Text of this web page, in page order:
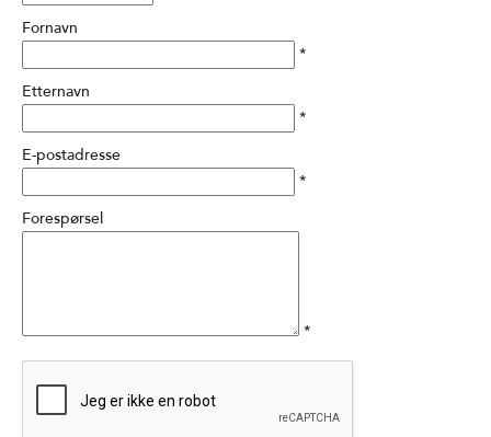
Fornavn
*
Etternavn
*
E-postadresse
*
Forespørsel
*